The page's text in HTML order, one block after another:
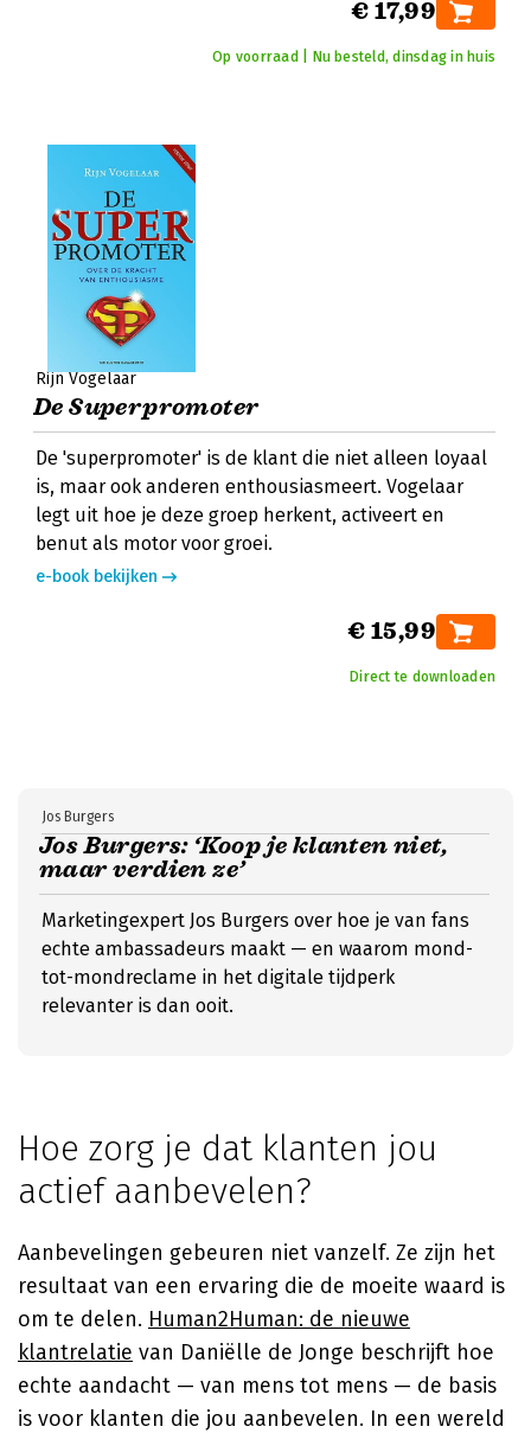
€ 17,99
Op voorraad | Nu besteld, dinsdag in huis
Rijn Vogelaar
De Superpromoter
De 'superpromoter' is de klant die niet alleen loyaal
is, maar ook anderen enthousiasmeert. Vogelaar
legt uit hoe je deze groep herkent, activeert en
benut als motor voor groei.
e-book bekijken
€ 15,99
Direct te downloaden
Jos Burgers: ‘Koop je klanten niet,
maar verdien ze’
Jos Burgers
Marketingexpert Jos Burgers over hoe je van fans
echte ambassadeurs maakt — en waarom mond-
tot-mondreclame in het digitale tijdperk
relevanter is dan ooit.
Hoe zorg je dat klanten jou
actief aanbevelen?
Aanbevelingen gebeuren niet vanzelf. Ze zijn het
resultaat van een ervaring die de moeite waard is
om te delen. Human2Human: de nieuwe
klantrelatie van Daniëlle de Jonge beschrijft hoe
echte aandacht — van mens tot mens — de basis
is voor klanten die jou aanbevelen. In een wereld